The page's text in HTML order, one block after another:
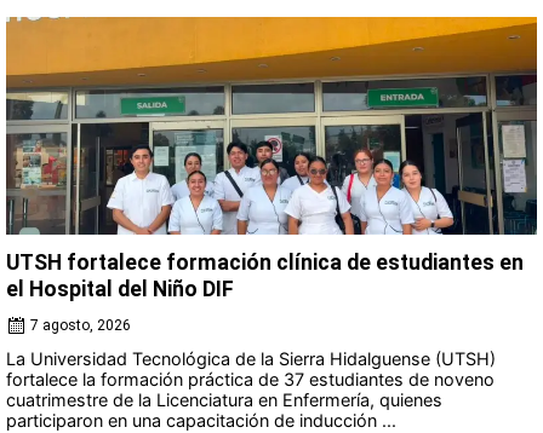
UTSH fortalece formación clínica de estudiantes en
el Hospital del Niño DIF
7 agosto, 2026
La Universidad Tecnológica de la Sierra Hidalguense (UTSH)
fortalece la formación práctica de 37 estudiantes de noveno
cuatrimestre de la Licenciatura en Enfermería, quienes
participaron en una capacitación de inducción ...